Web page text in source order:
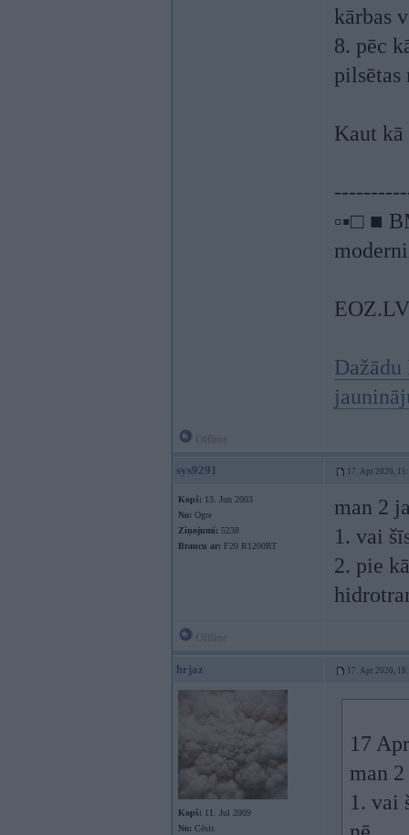
kārbas
8. pēc
pilsētas
Kaut
▫▪□ ■
EOZ.LV
sys9291 17. Apr 2020,
Kopš: 13. Jun 2003
No: Ogre
Ziņojumi: 5238
Braucu ar: F20 R1200RT
man 2
1. vai
2. pie
hrjaz 17. Apr 2020,
Kopš: 11. Jul 2009
No: Cēsis
17
man
1. vai